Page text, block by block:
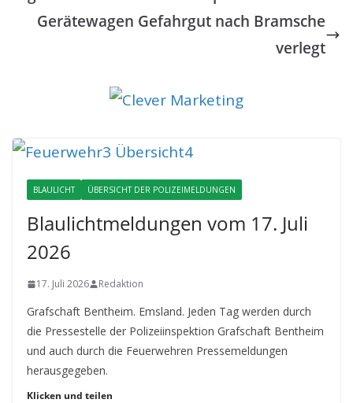
Gerätewagen Gefahrgut nach Bramsche
verlegt
BLAULICHT ÜBERSICHT DER POLIZEIMELDUNGEN
Blaulichtmeldungen vom 17. Juli
2026
17. Juli 2026 Redaktion
Grafschaft Bentheim. Emsland. Jeden Tag werden durch
die Pressestelle der Polizeiinspektion Grafschaft Bentheim
und auch durch die Feuerwehren Pressemeldungen
herausgegeben.
Klicken und teilen